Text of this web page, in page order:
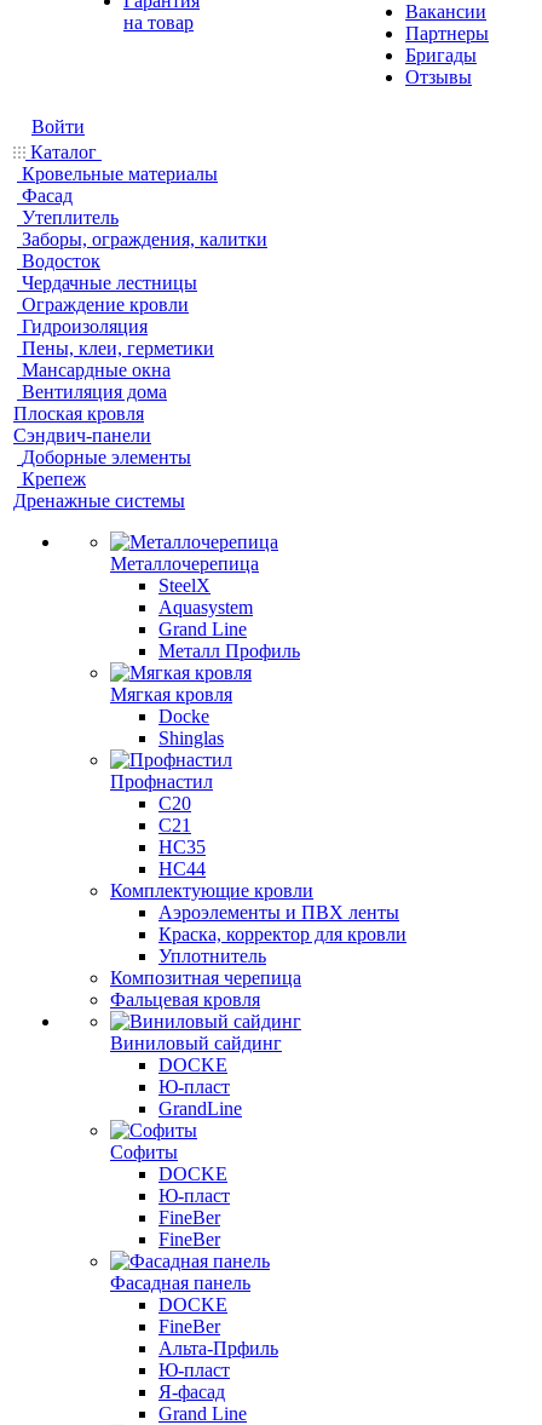
на товар
Вакансии
Партнеры
Бригады
Отзывы
Войти
Каталог
Кровельные материалы
Фасад
Утеплитель
Заборы, ограждения, калитки
Водосток
Чердачные лестницы
Ограждение кровли
Гидроизоляция
Пены, клеи, герметики
Мансардные окна
Вентиляция дома
Плоская кровля
Сэндвич-панели
Доборные элементы
Крепеж
Дренажные системы
Металлочерепица
SteelX
Aquasystem
Grand Line
Металл Профиль
Мягкая кровля
Docke
Shinglas
Профнастил
C20
C21
НС35
НС44
Комплектующие кровли
Аэроэлементы и ПВХ ленты
Краска, корректор для кровли
Уплотнитель
Композитная черепица
Фальцевая кровля
Виниловый сайдинг
DOCKE
Ю-пласт
GrandLine
Софиты
DOCKE
Ю-пласт
FineBer
FineBer
Фасадная панель
DOCKE
FineBer
Альта-Прфиль
Ю-пласт
Я-фасад
Grand Line